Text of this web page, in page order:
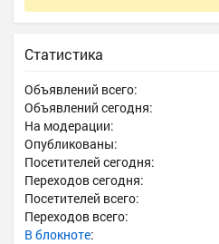
Статистика
Объявлений всего:
Объявлений сегодня:
На модерации:
Опубликованы:
Посетителей сегодня:
Переходов сегодня:
Посетителей всего:
Переходов всего:
В блокноте: